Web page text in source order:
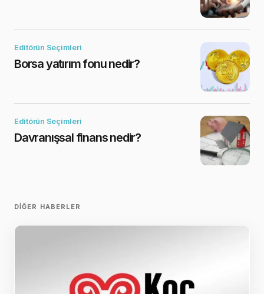
Editörün Seçimleri
Borsa yatırım fonu nedir?
Editörün Seçimleri
Davranışsal finans nedir?
DIĞER HABERLER